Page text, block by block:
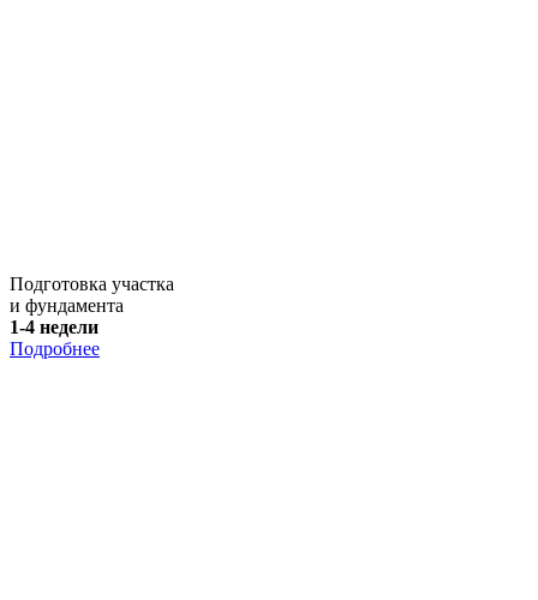
Подготовка участка
и фундамента
1-4 недели
Подробнее